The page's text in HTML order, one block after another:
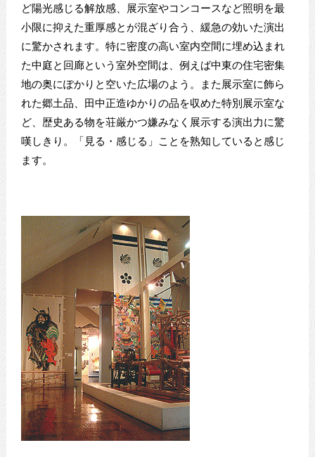
ど陽光感じる解放感、展示室やコンコースなど照明を最
小限に抑えた重厚感とが混ざり合う、緩急の効いた演出
に驚かされます。特に密度の高い室内空間に埋め込まれ
た中庭と回廊という室外空間は、例えば中東の住宅密集
地の奥にぽかりと空いた広場のよう。また展示室に飾ら
れた郷土品、田中正造ゆかりの品を収めた特別展示室な
ど、歴史ある物を荘厳かつ嫌みなく展示する演出力に驚
嘆しきり。「見る・感じる」ことを熟知していると感じ
ます。